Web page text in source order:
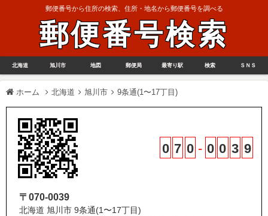
郵便番号から住所の検索、住所・地名から郵便番号を調べる
郵便番号検索
北海道 旭川市 地図 郵便局 最寄り駅 検索 ＳＮＳ
ホーム 北海道 旭川市 9条通(1〜17丁目)
0 7 0 - 0 0 3 9
〒070-0039
北海道 旭川市 9条通(1〜17丁目)